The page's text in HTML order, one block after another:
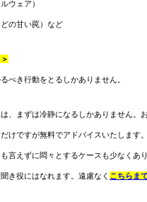
ウェア）
の甘い罠）など
べき行動をとるしかありません。
、まずは冷静になるしかありません。
けですが無料でアドバイスいたします
言えずに悶々とするケースも少なくあ
き役にはなれます。遠慮なく こちらま